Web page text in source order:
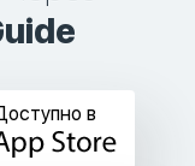
в